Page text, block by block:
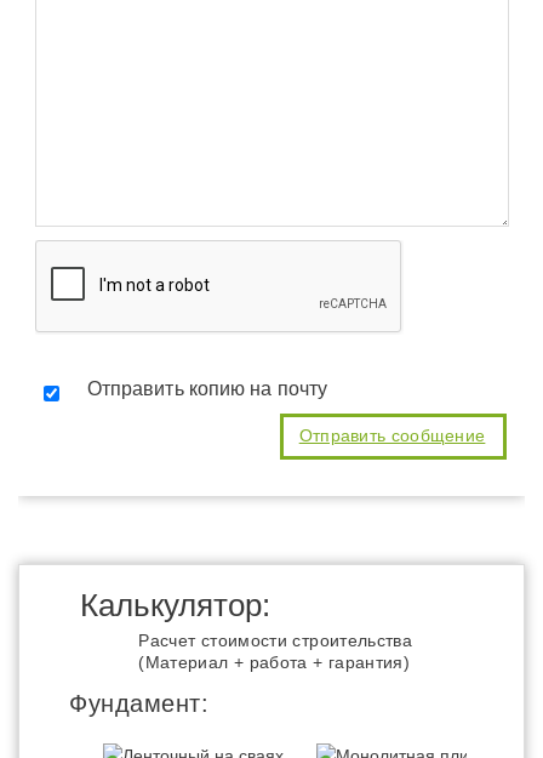
Отправить копию на почту
Калькулятор:
Расчет стоимости строительства
(Материал + работа + гарантия)
Фундамент: